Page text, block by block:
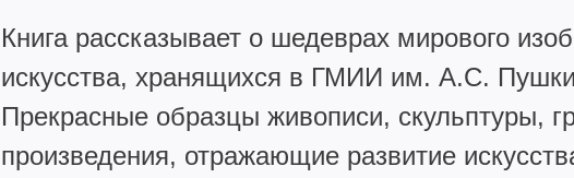
Книга рассказывает о шедеврах мирового
искусства, хранящихся в ГМИИ им. А.С.
Прекрасные образцы живописи, скульптуры,
произведения, отражающие развитие